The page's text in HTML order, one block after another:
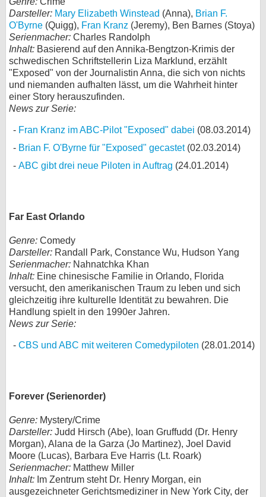
Darsteller: Mary Elizabeth Winstead (Anna), Brian F.
O'Byrne (Quigg), Fran Kranz (Jeremy), Ben Barnes (Stoya)
Serienmacher: Charles Randolph
Inhalt: Basierend auf den Annika-Bengtzon-Krimis der
schwedischen Schriftstellerin Liza Marklund, erzählt
"Exposed" von der Journalistin Anna, die sich von nichts
und niemanden aufhalten lässt, um die Wahrheit hinter
einer Story herauszufinden.
News zur Serie:
Fran Kranz im ABC-Pilot "Exposed" dabei (08.03.2014)
Brian F. O'Byrne für "Exposed" gecastet(02.03.2014)
ABC gibt drei neue Piloten in Auftrag (24.01.2014)
Far East Orlando
Genre: Comedy
Darsteller: Randall Park, Constance Wu, Hudson Yang
Serienmacher: Nahnatchka Khan
Inhalt: Eine chinesische Familie in Orlando, Florida
versucht, den amerikanischen Traum zu leben und sich
gleichzeitig ihre kulturelle Identität zu bewahren. Die
Handlung spielt in den 1990er Jahren.
News zur Serie:
CBS und ABC mit weiteren Comedypiloten (28.01.2014)
Forever (Serienorder)
Genre: Mystery/Crime
Darsteller: Judd Hirsch (Abe), Ioan Gruffudd (Dr. Henry
Morgan), Alana de la Garza (Jo Martinez), Joel David
Moore (Lucas), Barbara Eve Harris (Lt. Roark)
Serienmacher: Matthew Miller
Inhalt: Im Zentrum steht Dr. Henry Morgan, ein
ausgezeichneter Gerichtsmediziner in New York City, der